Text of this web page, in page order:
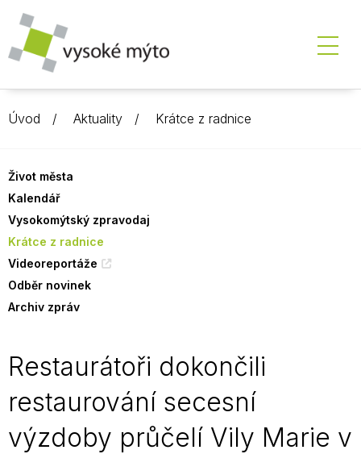
Úvod Aktuality Krátce z radnice
Život města
Kalendář
Vysokomýtský zpravodaj
Krátce z radnice
Videoreportáže
Odběr novinek
Archiv zpráv
Restaurátoři dokončili
restaurování secesní
výzdoby průčelí Vily Marie v